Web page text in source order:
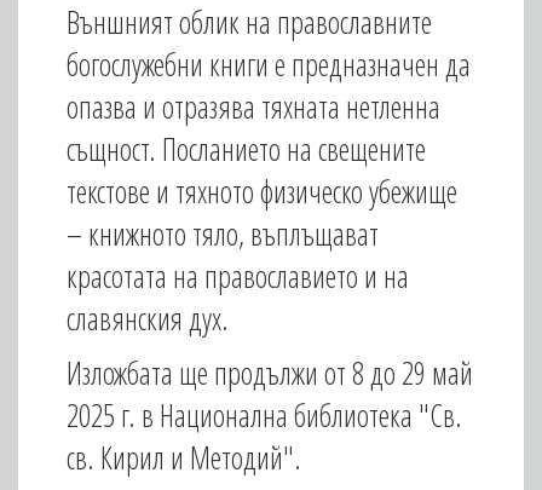
Външният облик на православните
богослужебни книги е предназначен да
опазва и отразява тяхната нетленна
същност. Посланието на свещените
текстове и тяхното физическо убежище
– книжното тяло, въплъщават
красотата на православието и на
славянския дух.
Изложбата ще продължи от 8 до 29 май
2025 г. в Национална библиотека "Св.
св. Кирил и Методий".